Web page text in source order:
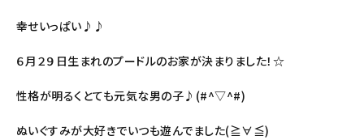
幸せいっぱい♪♪
６月２９日生まれのプードルのお家が決まりました！☆
性格が明るくとても元気な男の子♪(#^▽^#)
ぬいぐすみが大好きでいつも遊んでました(≧∀≦)